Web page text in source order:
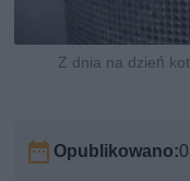
Z dnia na dzień
Opublikowano: